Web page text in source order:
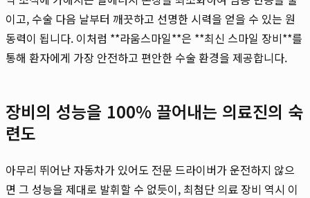
이고, 수술 다음 날부터 깨끗하고 선명한 시력을 얻을 수 있는 원
동력이 됩니다. 이처럼 **라움스마일**은 **최신 스마일 장비**를
통해 환자에게 가장 안전하고 편안한 수술 환경을 제공합니다.
장비의 성능을 100% 끌어내는 의료진의 숙
련도
아무리 뛰어난 자동차가 있어도 전문 드라이버가 운전하지 않으
면 그 성능을 제대로 발휘할 수 없듯이, 최첨단 의료 장비 역시 이